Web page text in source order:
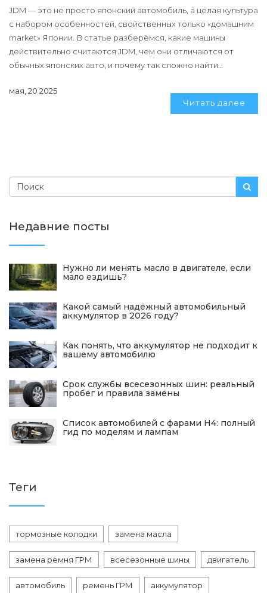
JDM — это не просто японский автомобиль, а целая культура
с набором особенностей, свойственных только «домашним
market» Японии. В статье разберёмся, какие машины
действительно считаются JDM, чем они отличаются от
обычных японских авто, и почему так сложно найти
что обращать внимание при выборе и какие модели самые
яркие представители JDM. Будет и пара неожиданных
мая, 20 2025
Читать далее
Недавние посты
Нужно ли менять масло в двигателе, если
мало ездишь?
Какой самый надёжный автомобильный
аккумулятор в 2026 году?
Как понять, что аккумулятор не подходит к
вашему автомобилю
Срок службы всесезонных шин: реальный
пробег и правила замены
Список автомобилей с фарами H4: полный
гид по моделям и лампам
Теги
тормозные колодки замена масла
замена ремня ГРМ всесезонные шины двигатель
автомобиль ремень ГРМ аккумулятор